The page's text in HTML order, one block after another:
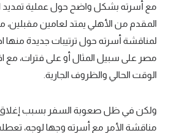
مع أسرته بشكل واضح حول عملية تمديد
المقدم من الأهلي يمتد لعامين مقبلين،
لمناقشة أسرته حول ترتيبات جديدة منها
مصر على سبيل المثال أو على فترات، مع
الوقت الحالي والظروف الجارية.
ولكن في ظل صعوبة السفر بسبب إغلاق
مناقشة الأمر مع أسرته وجها لوجه،